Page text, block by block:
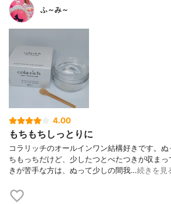
ふ～み～
4.00
もちもちしっとりに
コラリッチのオールインワン結構好きです。
ちもっちだけど、少したつとべたつきが収ま
きが苦手な方は、ぬって少しの間我…続きを見